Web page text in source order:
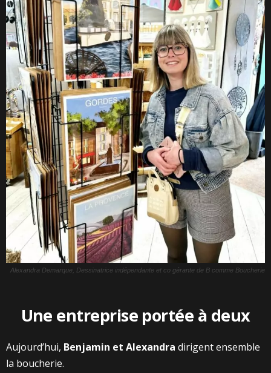
Alexandra Demarque, Dessinatrice indépendante et co gérante de B comme Boucherie
Une entreprise portée à deux
Aujourd’hui, Benjamin et Alexandra dirigent ensemble
la boucherie.